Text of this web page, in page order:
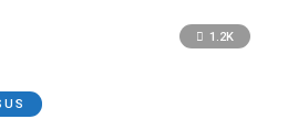
1.2K